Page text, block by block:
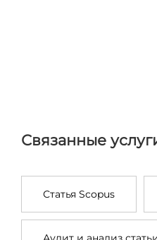
Связанные
Статья Scopus